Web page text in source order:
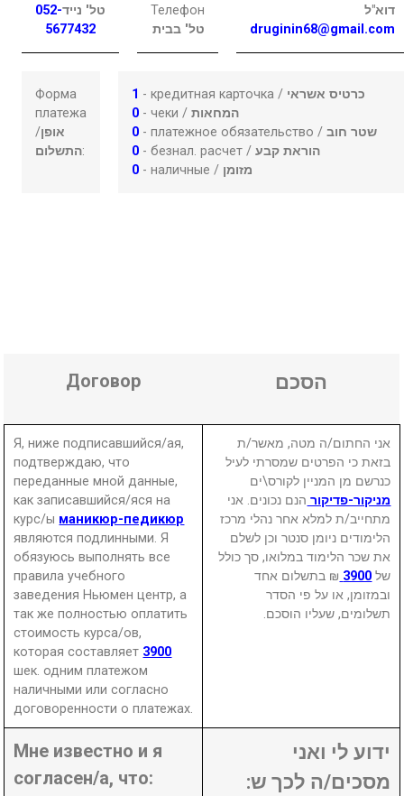
טל' נייד052-
5677432
Телефон
טל' בבית
דוא"ל
druginin68@gmail.com
Форма
платежа
/אופן
התשלום:
1 - кредитная карточка / כרטיס אשראי
0 - чеки /המחאות
0 - платежное обязательство /שטר חוב
0 - безнал. расчет /הוראת קבע
0 - наличные / מזומן
Договор הסכם
Я, ниже подписавшийся/ая,
подтверждаю, что
переданные мной данные,
как записавшийся/яся на
курс/ы маникюр-педикюр
являются подлинными. Я
обязуюсь выполнять все
правила учебного
заведения Ньюмен центр, а
так же полностью оплатить
стоимость курса/ов,
которая составляет 3900
шек. одним платежом
наличными или согласно
договоренности о платежах.
אני החתום/ה מטה, מאשר/ת
בזאת כי הפרטים שמסרתי לעיל
כנרשם מן המניין לקורס\ים
מניקור-פדיקור הנם נכונים. אני
מתחייב/ת למלא אחר נהלי מרכז
הלימודים ניומן סנטר וכן לשלם
את שכר הלימוד במלואו, סך כולל
של 3900 ₪ בתשלום אחד
ובמזומן, או על פי הסדר
תשלומים, שעליו הוסכם.
Мне известно и я
согласен/а, что:
ידוע לי ואני
מסכים/ה לכך ש: